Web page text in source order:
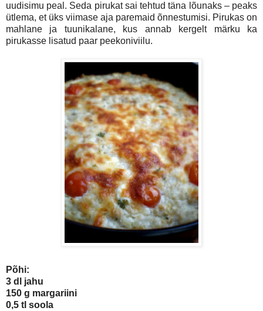
uudisimu peal. Seda pirukat sai tehtud täna lõunaks – peaks
ütlema, et üks viimase aja paremaid õnnestumisi. Pirukas on
mahlane ja tuunikalane, kus annab kergelt märku ka
pirukasse lisatud paar peekoniviilu.
Põhi:
3 dl jahu
150 g margariini
0,5 tl soola